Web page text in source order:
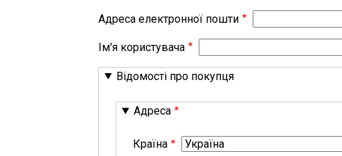
Адреса електронної пошти
Ім'я користувача
Відомості про покупця
Адреса
Країна